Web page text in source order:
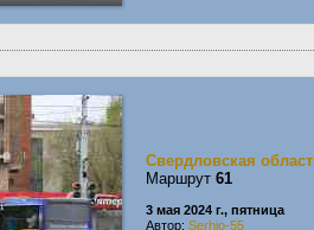
Свердловская
Маршрут 61
3 мая 2024 г., пятница
Автор: Serhio-55